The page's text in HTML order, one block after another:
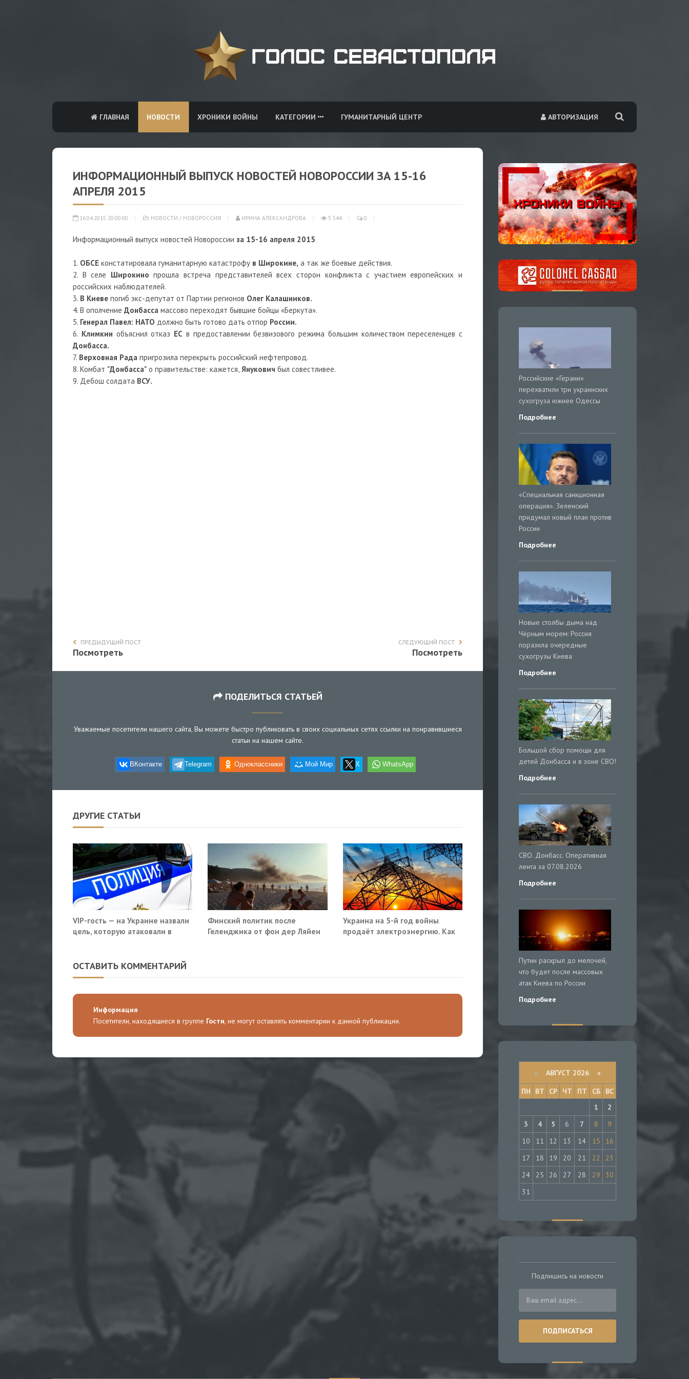
АВТОРИЗАЦИЯ
ГЛАВНАЯ НОВОСТИ ХРОНИКИ ВОЙНЫ КАТЕГОРИИ ГУМАНИТАРНЫЙ ЦЕНТР
ИНФОРМАЦИОННЫЙ ВЫПУСК НОВОСТЕЙ НОВОРОССИИ ЗА 15-16
АПРЕЛЯ 2015
16.04.2015 20:00:00 НОВОСТИ / НОВОРОССИЯ ИРИНА АЛЕКСАНДРОВА 5 544 0
Информационный выпуск новостей Новороссии за 15-16 апреля 2015
1. ОБСЕ констатировала гуманитарную катастрофу в Широкине, а так же боевые действия.
2. В селе Широкино прошла встреча представителей всех сторон конфликта с участием европейских и
российских наблюдателей.
3. В Киеве погиб экс-депутат от Партии регионов Олег Калашников.
4. В ополчение Донбасса массово переходят бывшие бойцы «Беркута».
5. Генерал Павел: НАТО должно быть готово дать отпор России.
6. Климкин объяснил отказ ЕС в предоставлении безвизового режима большим количеством переселенцев с
Донбасса.
7. Верховная Рада пригрозила перекрыть российский нефтепровод.
8. Комбат "Донбасса" о правительстве: кажется, Янукович был совестливее.
9. Дебош солдата ВСУ.
ПРЕДЫДУЩИЙ ПОСТ
Посмотреть
СЛЕДУЮЩИЙ ПОСТ
Посмотреть
ПОДЕЛИТЬСЯ СТАТЬЕЙ
Уважаемые посетители нашего сайта, Вы можете быстро публиковать в своих социальных сетях ссылки на понравившиеся
статьи на нашем сайте.
ВКонтакте Telegram Одноклассники Мой Мир X WhatsApp
ДРУГИЕ СТАТЬИ
VIP-гость — на Украине назвали
цель, которую атаковали в
Финский политик после
Геленджика от фон дер Ляйен
Украина на 5-й год войны
продаёт электроэнергию. Как
ОСТАВИТЬ КОММЕНТАРИЙ
Информация
Посетители, находящиеся в группе Гости, не могут оставлять комментарии к данной публикации.
Российские «Герани»
перехватили три украинских
сухогруза южнее Одессы
Подробнее
«Специальная санкционная
операция». Зеленский
придумал новый план против
России
Подробнее
Новые столбы дыма над
Чёрным морем: Россия
поразила очередные
сухогрузы Киева
Подробнее
Большой сбор помощи для
детей Донбасса и в зоне СВО!
Подробнее
СВО. Донбасс. Оперативная
лента за 07.08.2026
Подробнее
Путин раскрыл до мелочей,
что будет после массовых
атак Киева по России
Подробнее
« АВГУСТ 2026 »
ПН
ВТ СР ЧТ ПТ СБ
ВС
1
2
3
4 5 6 7 8
9
10
11 12 13 14 15
16
17
18 19 20 21 22
23
24
25 26 27 28 29
30
31
Подпишись на новости